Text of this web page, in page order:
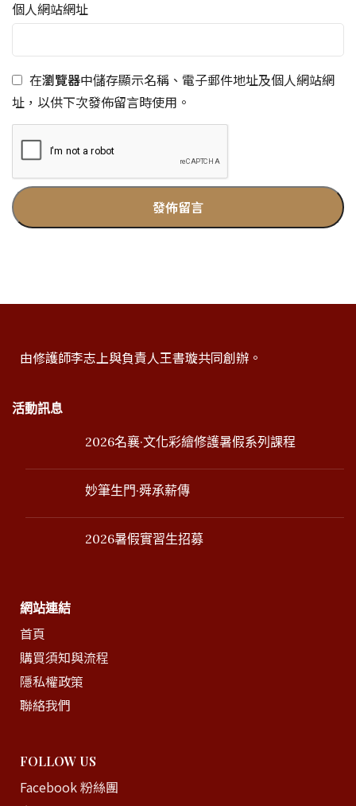
個人網站網址
在瀏覽器中儲存顯示名稱、電子郵件地址及個人網站網
址，以供下次發佈留言時使用。
由修護師李志上與負責人王書璇共同創辦。
活動訊息
2026名襄·文化彩繪修護暑假系列課程
妙筆生門·舜承薪傳
2026暑假實習生招募
網站連結
首頁
購買須知與流程
隱私權政策
聯絡我們
FOLLOW US
Facebook 粉絲團